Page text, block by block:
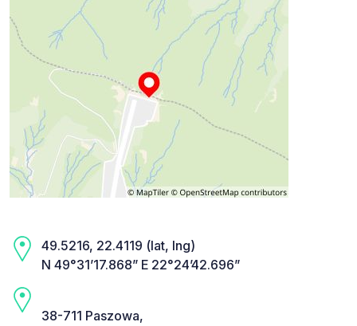
49.5216, 22.4119 (lat, lng)
N 49°31’17.868” E 22°24’42.696”
38-711 Paszowa,